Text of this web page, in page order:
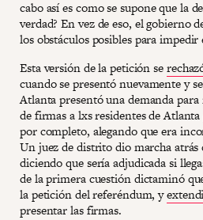
cabo así es como se supone que la
verdad? En vez de eso, el gobierno
los obstáculos posibles para
Esta versión de la petición se
cuando se presentó nuevamente y
Atlanta presentó una demanda
de firmas a lxs residentes de
por completo, alegando que era
Un juez de distrito dio marcha atrás
diciendo que sería adjudicada si
de la primera cuestión dictaminó
la petición del referéndum, y
presentar las firmas.